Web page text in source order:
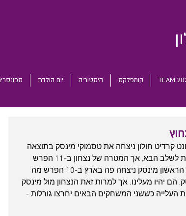
TEAM קומפלקס היסטוריה יום הולדת
קרדיט חולון ניצחה את טסמוקי מינסק בתוצאה
75:71 בחוץ ושמרה על סיכויים אמיתיים לעלות לשלב הבא, אך המטרה של נצחון ב-11 הפרש
ומעלה לא הושגה. למה זה משנה? כי במשחק הראשון מינסק ניצחה פה בארץ ב-10 הפרש מה
הם יהיו מעלינו. אך למרות זאת הנצחון מול מינסק
העלייה כששני המשחקים הבאים יחרצו גורלות -